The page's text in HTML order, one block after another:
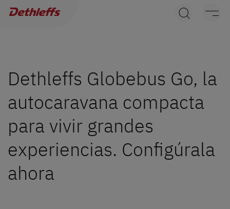
Autocaravanas
Camper Van
Accesorios originales de Dethleffs
Servicio
Dethleffs
Dethleffs Globebus Go, la
autocaravana compacta
para vivir grandes
experiencias. Configúrala
ahora